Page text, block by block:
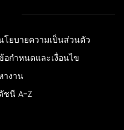
โยบายความเป็นส่วนตัว
อกำหนดและเงื่อนไข
างาน
ชนี A-Z